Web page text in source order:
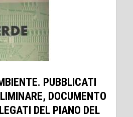
PUBBLICATI
DOCUMENTO
DEL PIANO DEL